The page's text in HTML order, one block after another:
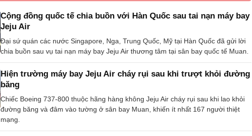
Cộng đồng quốc tế chia buồn với Hàn Quốc sau tai nạn máy bay
Jeju Air
Đại sứ quán các nước Singapore, Nga, Trung Quốc, Mỹ tại Hàn Quốc đã gửi lời
chia buồn sau vụ tai nạn máy bay Jeju Air thương tâm tại sân bay quốc tế Muan.
Hiện trường máy bay Jeju Air cháy rụi sau khi trượt khỏi đường
băng
Chiếc Boeing 737-800 thuộc hãng hàng không Jeju Air cháy rụi sau khi lao khỏi
đường băng và đâm vào tường ở sân bay Muan, khiến ít nhất 167 người thiệt
mạng.